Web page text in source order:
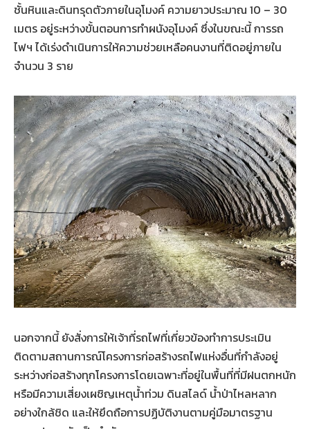
ชั้นหินและดินทรุดตัวภายในอุโมงค์ ความยาวประมาณ 10 – 30
เมตร อยู่ระหว่างขั้นตอนการทำผนังอุโมงค์ ซึ่งในขณะนี้ การรถ
ไฟฯ ได้เร่งดำเนินการให้ความช่วยเหลือคนงานที่ติดอยู่ภายใน
จำนวน 3 ราย
นอกจากนี้ ยังสั่งการให้เจ้าที่รถไฟที่เกี่ยวข้องทำการประเมิน
ติดตามสถานการณ์โครงการก่อสร้างรถไฟแห่งอื่นที่กำลังอยู่
ระหว่างก่อสร้างทุกโครงการโดยเฉพาะที่อยู่ในพื้นที่ที่มีฝนตกหนัก
หรือมีความเสี่ยงเผชิญเหตุน้ำท่วม ดินสไลด์ น้ำป่าไหลหลาก
อย่างใกล้ชิด และให้ยึดถือการปฏิบัติงานตามคู่มือมาตรฐาน